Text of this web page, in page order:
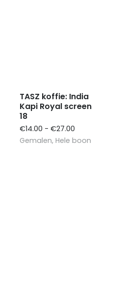
TASZ koffie: India
Kapi Royal screen
18
€14.00 - €27.00
€14.00
Gemalen, Hele boon